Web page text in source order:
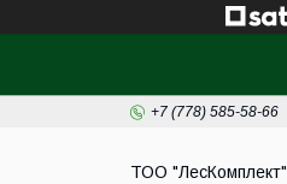
+7 (778) 585-58-66
ТОО "ЛесКомплект"